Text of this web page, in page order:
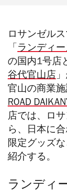
ロサンゼル
「 ランディー
の国内1号店
谷代官山店
官山の商業施
ROAD
店では、ロ
ら、日本に
限定グッズ
紹介する。
ランディ